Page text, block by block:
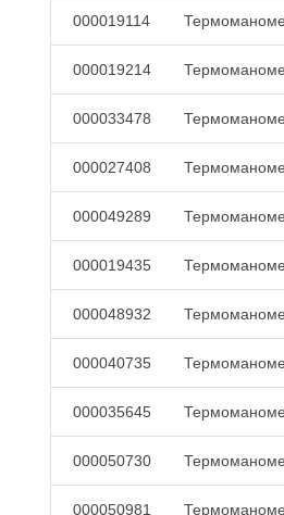
000019114
000019214
000033478
000027408
000049289
000019435
000048932
000040735
000035645
000050730
000050981